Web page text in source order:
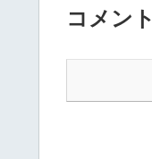
コメント